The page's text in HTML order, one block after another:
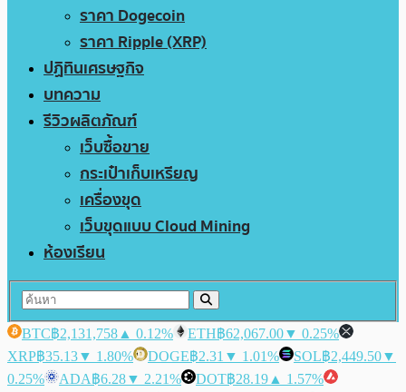
ราคา Dogecoin
ราคา Ripple (XRP)
ปฏิทินเศรษฐกิจ
บทความ
รีวิวผลิตภัณฑ์
เว็บซื้อขาย
กระเป๋าเก็บเหรียญ
เครื่องขุด
เว็บขุดแบบ Cloud Mining
ห้องเรียน
BTC฿2,131,758 ▲ 0.12% ETH฿62,067.00▼ 0.25%
XRP฿35.13▼ 1.80% DOGE฿2.31 ▼ 1.01% SOL฿2,449.50▼
0.25%
ADA฿6.28▼ 2.21% DOT฿28.19 ▲ 1.57%